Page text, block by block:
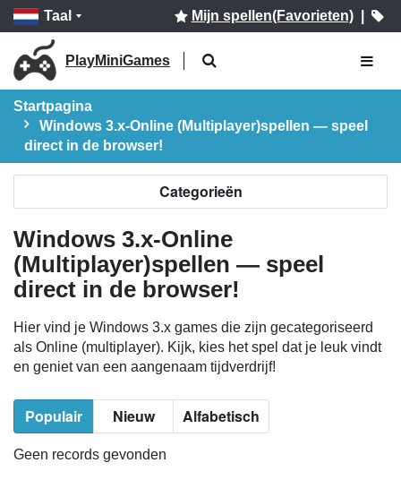
Taal Mijn spellen(Favorieten)|
PlayMiniGames
Startpagina
Windows 3.x-Online (Multiplayer)spellen — speel
direct in de browser!
Categorieën
Windows 3.x-Online
(Multiplayer)spellen — speel
direct in de browser!
Hier vind je Windows 3.x games die zijn gecategoriseerd
als Online (multiplayer). Kijk, kies het spel dat je leuk vindt
en geniet van een aangenaam tijdverdrijf!
Populair Nieuw Alfabetisch
Geen records gevonden